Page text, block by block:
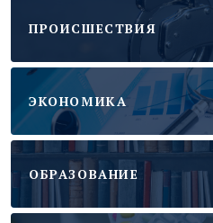
ПРОИСШЕСТВИЯ
ЭКОНОМИКА
ОБРАЗОВАНИЕ